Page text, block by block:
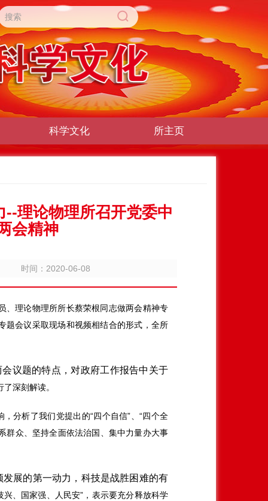
科学文化 所主页
理论物理所召开党委中
会精神
时间：2020-06-08
、理论物理所所长蔡荣根同志做两会精神专
题会议采取现场和视频相结合的形式，全所
议题的特点，对政府工作报告中关于
了深刻解读。
分析了我们党提出的“四个自信”、“四个全
群众、坚持全面依法治国、集中力量办大事
发展的第一动力，科技是战胜困难的有
兴、国家强、人民安”，表示要充分释放科学